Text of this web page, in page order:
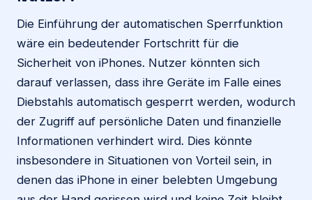
Die Einführung der automatischen Sperrfunktion
wäre ein bedeutender Fortschritt für die
Sicherheit von iPhones. Nutzer könnten sich
darauf verlassen, dass ihre Geräte im Falle eines
Diebstahls automatisch gesperrt werden, wodurch
der Zugriff auf persönliche Daten und finanzielle
Informationen verhindert wird. Dies könnte
insbesondere in Situationen von Vorteil sein, in
denen das iPhone in einer belebten Umgebung